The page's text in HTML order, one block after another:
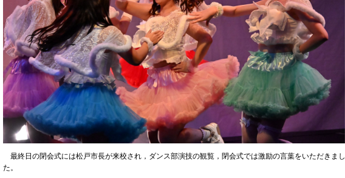
最終日の閉会式には松戸市長が来校され，ダンス部演技の観覧，閉会式では激励の言葉をいただきまし
た。